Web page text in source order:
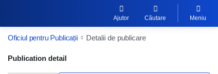
Ajutor Căutare Meniu
Oficiul pentru Publicații Detalii de publicare
Publication Detail Actions Portlet
Publication detail